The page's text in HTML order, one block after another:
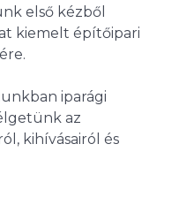
első kézből
kiemelt építőipari
iparági
az
kihívásairól és